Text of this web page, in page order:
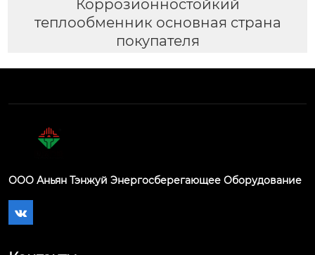
Коррозионностойкий
теплообменник основная страна
покупателя
ООО Аньян Тэнжуй Энергосберегающее Оборудование
